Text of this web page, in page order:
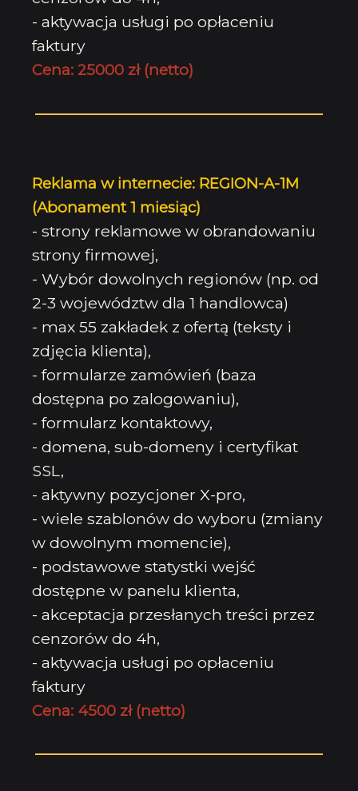
- aktywacja usługi po opłaceniu
faktury
Cena: 25000 zł (netto)
Reklama w internecie: REGION-A-1M
(Abonament 1 miesiąc)
- strony reklamowe w obrandowaniu
strony firmowej,
- Wybór dowolnych regionów (np. od
2-3 województw dla 1 handlowca)
- max 55 zakładek z ofertą (teksty i
zdjęcia klienta),
- formularze zamówień (baza
dostępna po zalogowaniu),
- formularz kontaktowy,
- domena, sub-domeny i certyfikat
SSL,
- aktywny pozycjoner X-pro,
- wiele szablonów do wyboru (zmiany
w dowolnym momencie),
- podstawowe statystki wejść
dostępne w panelu klienta,
- akceptacja przesłanych treści przez
cenzorów do 4h,
- aktywacja usługi po opłaceniu
faktury
Cena: 4500 zł (netto)